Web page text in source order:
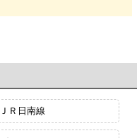
ＪＲ日南線